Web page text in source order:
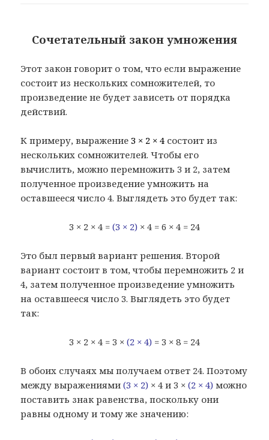
Сочетательный закон умножения
Этот закон говорит о том, что если выражение
состоит из нескольких сомножителей, то
произведение не будет зависеть от порядка
действий.
К примеру, выражение3 × 2 × 4 состоит из
нескольких сомножителей. Чтобы его
вычислить, можно перемножить 3 и 2, затем
полученное произведение умножить на
оставшееся число 4. Выглядеть это будет так:
3 × 2 × 4 = (3 × 2) × 4 = 6 × 4 = 24
Это был первый вариант решения. Второй
вариант состоит в том, чтобы перемножить 2 и
4, затем полученное произведение умножить
на оставшееся число 3. Выглядеть это будет
так:
3 × 2 × 4 = 3 × (2 × 4) = 3 × 8 = 24
В обоих случаях мы получаем ответ 24. Поэтому
между выражениями(3 × 2) × 4 и 3 ×(2 × 4) можно
поставить знак равенства, поскольку они
равны одному и тому же значению: